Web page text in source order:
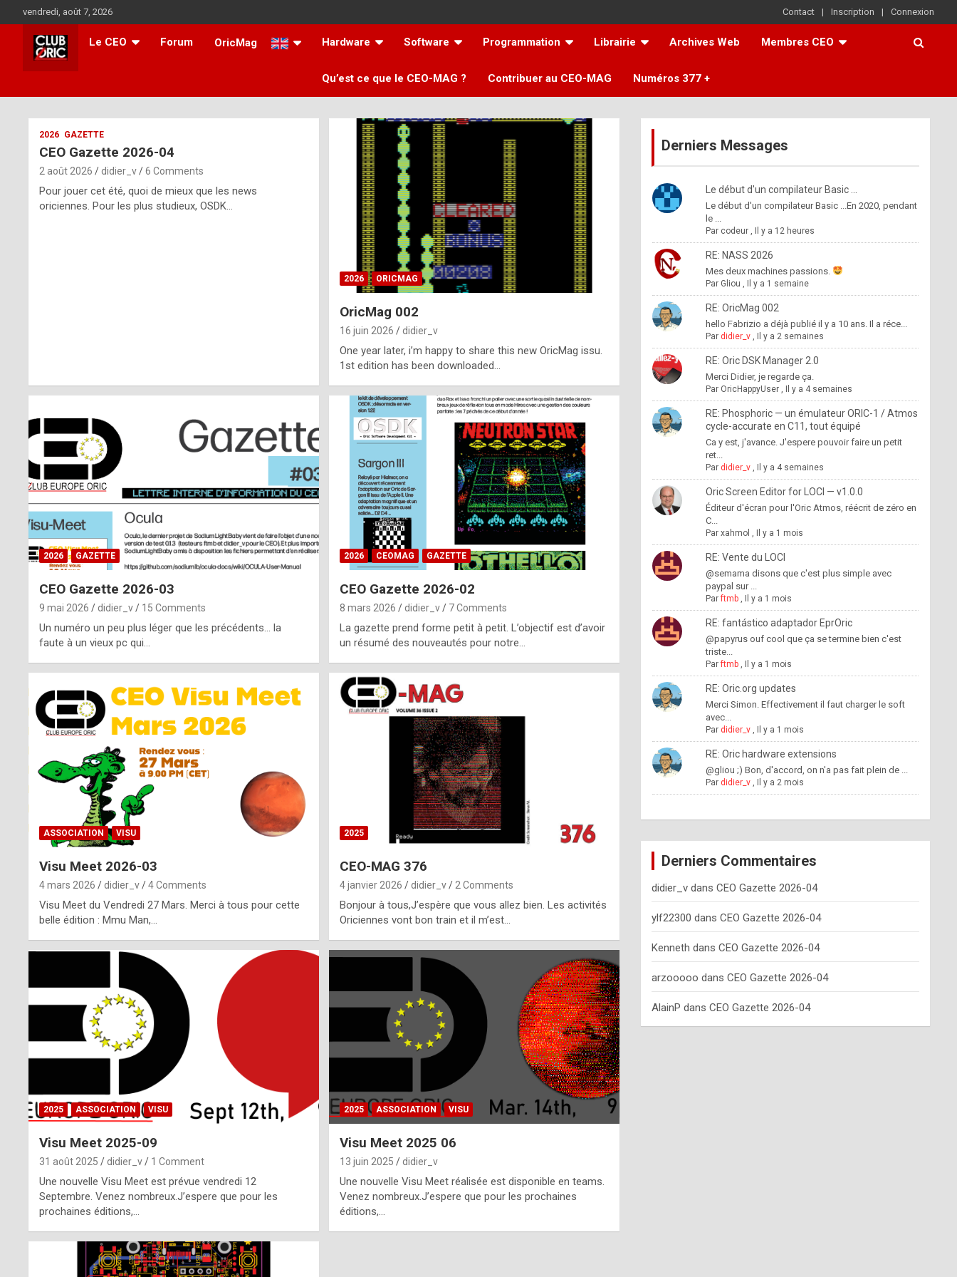
to
content
vendredi, août 7, 2026 Contact Inscription Connexion
Le CEO Forum OricMag Hardware Software Programmation Librairie Archives Web Membres CEO
Qu’est ce que le CEO-MAG ? Contribuer au CEO-MAG Numéros 377 +
ff
m
2026 GAZETTE
CEO Gazette 2026-04
2 août 2026 didier_v 6 Comments
Pour jouer cet été, quoi de mieux que les news
oriciennes. Pour les plus studieux, OSDK…
2026 ORICMAG
OricMag 002
16 juin 2026 didier_v
One year later, i’m happy to share this new OricMag issu.
1st edition has been downloaded…
2026 GAZETTE
CEO Gazette 2026-03
9 mai 2026 didier_v 15 Comments
Un numéro un peu plus léger que les précédents… la
faute à un vieux pc qui…
2026 CEOMAG GAZETTE
CEO Gazette 2026-02
8 mars 2026 didier_v 7 Comments
La gazette prend forme petit à petit. L’objectif est d’avoir
un résumé des nouveautés pour notre…
ASSOCIATION VISU
Visu Meet 2026-03
4 mars 2026 didier_v 4 Comments
Visu Meet du Vendredi 27 Mars. Merci à tous pour cette
belle édition : Mmu Man,…
2025
CEO-MAG 376
4 janvier 2026 didier_v 2 Comments
Bonjour à tous,J’espère que vous allez bien. Les activités
Oriciennes vont bon train et il m’est…
2025 ASSOCIATION VISU
Visu Meet 2025-09
31 août 2025 didier_v 1 Comment
Une nouvelle Visu Meet est prévue vendredi 12
Septembre. Venez nombreux.J’espere que pour les
prochaines éditions,…
2025 ASSOCIATION VISU
Visu Meet 2025 06
13 juin 2025 didier_v
Une nouvelle Visu Meet réalisée est disponible en teams.
Venez nombreux.J’espere que pour les prochaines
éditions,…
Derniers Messages
Le début d'un compilateur Basic ...
Le début d'un compilateur Basic ...En 2020, pendant
le ...
Par codeur, Il y a 12 heures
RE: NASS 2026
Mes deux machines passions.
Par Gliou , Il y a 1 semaine
RE: OricMag 002
hello Fabrizio a déjà publié il y a 10 ans. Il a réce...
Par didier_v, Il y a 2 semaines
RE: Oric DSK Manager 2.0
Merci Didier, je regarde ça.
Par OricHappyUser, Il y a 4 semaines
RE: Phosphoric — un émulateur ORIC-1 / Atmos
cycle-accurate en C11, tout équipé
Ca y est, j'avance. J'espere pouvoir faire un petit
ret...
Par didier_v, Il y a 4 semaines
Oric Screen Editor for LOCI — v1.0.0
Éditeur d'écran pour l'Oric Atmos, réécrit de zéro en
C...
Par xahmol , Il y a 1 mois
RE: Vente du LOCI
@semama disons que c'est plus simple avec
paypal sur ...
Parftmb, Il y a 1 mois
RE: fantástico adaptador EprOric
@papyrus ouf cool que ça se termine bien c'est
triste...
Parftmb, Il y a 1 mois
RE: Oric.org updates
Merci Simon. Effectivement il faut charger le soft
avec...
Par didier_v, Il y a 1 mois
RE: Oric hardware extensions
@gliou ;) Bon, d'accord, on n'a pas fait plein de ...
Par didier_v, Il y a 2 mois
Derniers Commentaires
didier_vdans CEO Gazette 2026-04
ylf22300 dans CEO Gazette 2026-04
Kenneth dans CEO Gazette 2026-04
arzooooo dans CEO Gazette 2026-04
AlainP dans CEO Gazette 2026-04